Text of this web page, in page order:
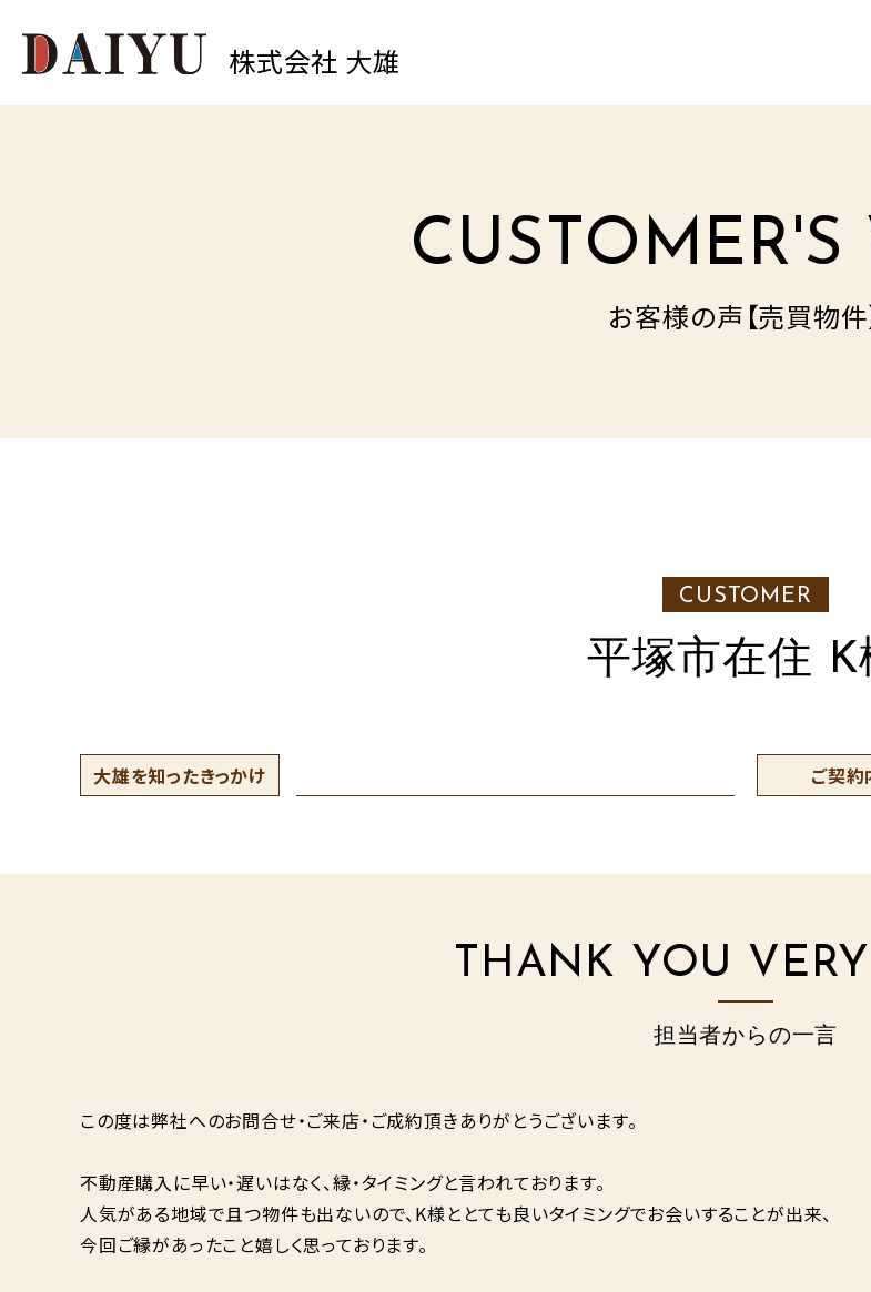
株式会社 大雄
CUSTOMER'S
お客様の声【売買物件
CUSTOMER
平塚市在住 K
大雄を知ったきっかけ ご契約
THANK YOU
担当者からの一言
この度は弊社へのお問合せ・ご来店・ご成約頂きありがとうございます。
不動産購入に早い・遅いはなく、縁・タイミングと言われております。
人気がある地域で且つ物件も出ないので、K様ととても良いタイミングでお会いすることが出来、
今回ご縁があったこと嬉しく思っております。